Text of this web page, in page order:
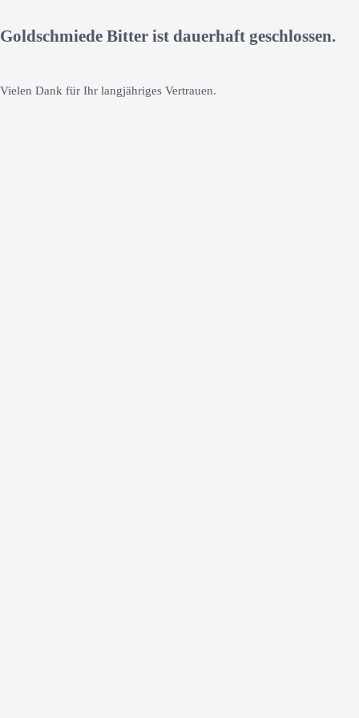
Goldschmiede Bitter ist dauerhaft geschlossen.
Vielen Dank für Ihr langjähriges Vertrauen.